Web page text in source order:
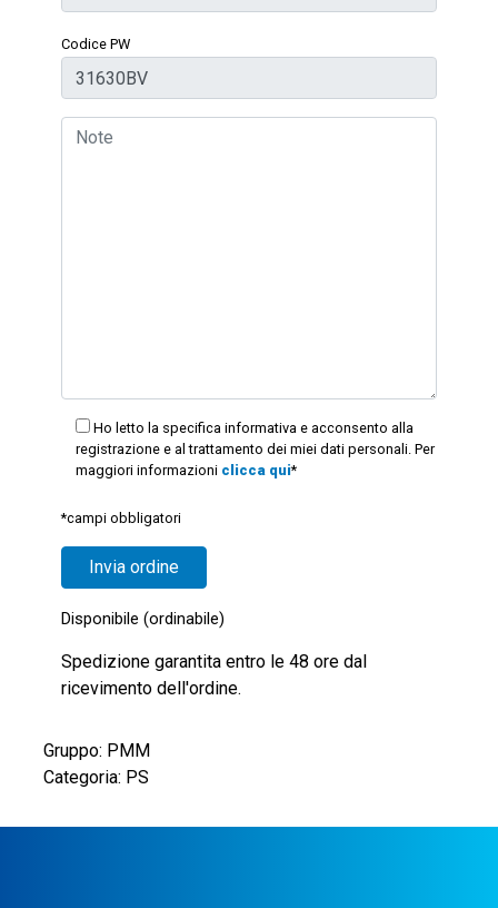
Codice PW
Ho letto la specifica informativa e acconsento alla
registrazione e al trattamento dei miei dati personali. Per
maggiori informazioni clicca qui*
*campi obbligatori
Disponibile (ordinabile)
Spedizione garantita entro le 48 ore dal
ricevimento dell'ordine.
Gruppo: PMM
Categoria: PS